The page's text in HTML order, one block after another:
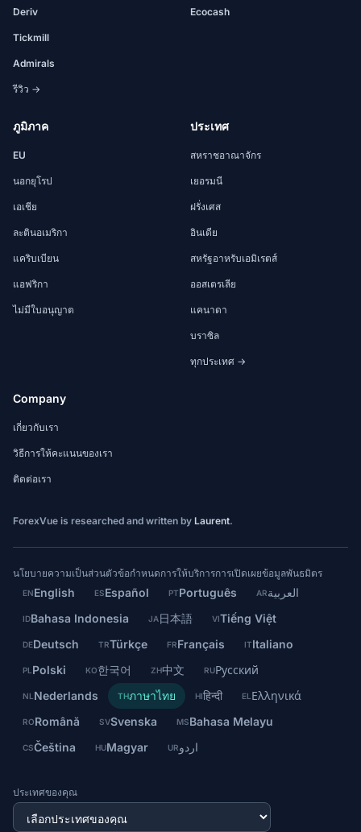
Deriv
Tickmill
Admirals
รีวิว →
Ecocash
ภูมิภาค
EU
นอกยุโรป
เอเชีย
ละตินอเมริกา
แคริบเบียน
แอฟริกา
ไม่มีใบอนุญาต
ประเทศ
สหราชอาณาจักร
เยอรมนี
ฝรั่งเศส
อินเดีย
สหรัฐอาหรับเอมิเรตส์
ออสเตรเลีย
แคนาดา
บราซิล
ทุกประเทศ →
Company
เกี่ยวกับเรา
วิธีการให้คะแนนของเรา
ติดต่อเรา
ForexVue is researched and written by Laurent.
นโยบายความเป็นส่วนตัวข้อกำหนดการให้บริการการเปิดเผยข้อมูลพันธมิตร
ENEnglish ESEspañol PTPortuguês ARالعربية
IDBahasa Indonesia JA日本語 VITiếng Việt
DEDeutsch TRTürkçe FRFrançais ITItaliano
PL Polski KO한국어 ZH中文 RUРусский
NL Nederlands THภาษาไทย HIहिन्दी EL Ελληνικά
RORomână SVSvenska MSBahasa Melayu
CSČeština HUMagyar URاردو
ประเทศของคุณ